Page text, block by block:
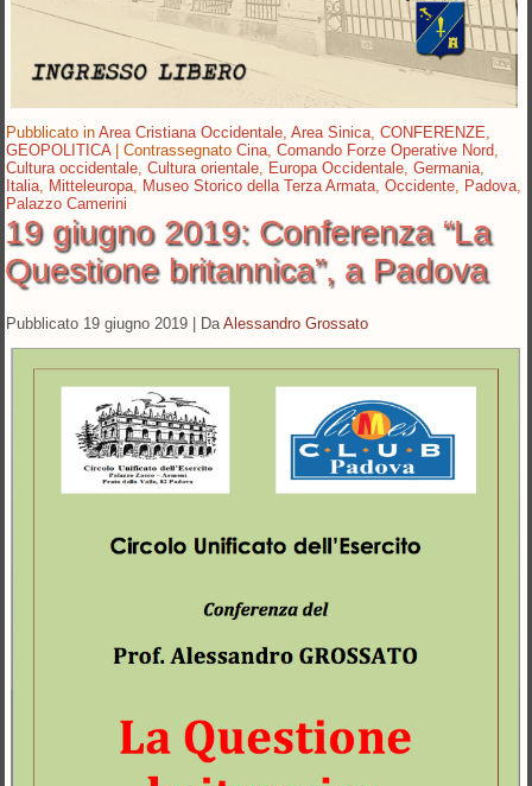
Pubblicato in Area Cristiana Occidentale,Area Sinica,CONFERENZE,
GEOPOLITICA|Contrassegnato Cina,Comando Forze Operative Nord,
Cultura occidentale,Cultura orientale, Europa Occidentale,Germania,
Italia, Mitteleuropa, Museo Storico della Terza Armata,Occidente, Padova,
Palazzo Camerini
19 giugno 2019: Conferenza “La
Questione britannica”, a Padova
Pubblicato 19 giugno 2019 Da Alessandro Grossato